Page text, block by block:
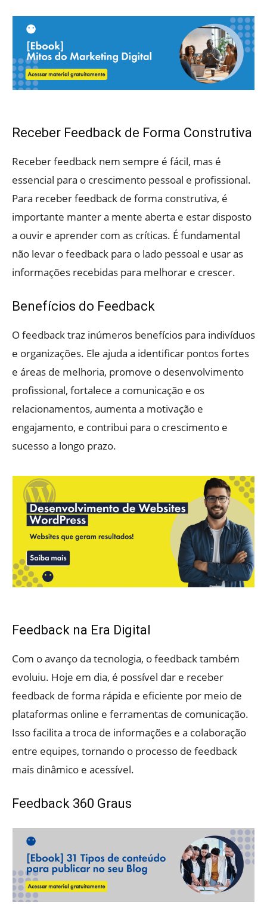
Receber Feedback de Forma Construtiva
Receber feedback nem sempre é fácil, mas é
essencial para o crescimento pessoal e profissional.
Para receber feedback de forma construtiva, é
importante manter a mente aberta e estar disposto
a ouvir e aprender com as críticas. É fundamental
não levar o feedback para o lado pessoal e usar as
informações recebidas para melhorar e crescer.
Benefícios do Feedback
O feedback traz inúmeros benefícios para indivíduos
e organizações. Ele ajuda a identificar pontos fortes
e áreas de melhoria, promove o desenvolvimento
profissional, fortalece a comunicação e os
relacionamentos, aumenta a motivação e
engajamento, e contribui para o crescimento e
sucesso a longo prazo.
Feedback na Era Digital
Com o avanço da tecnologia, o feedback também
evoluiu. Hoje em dia, é possível dar e receber
feedback de forma rápida e eficiente por meio de
plataformas online e ferramentas de comunicação.
Isso facilita a troca de informações e a colaboração
entre equipes, tornando o processo de feedback
mais dinâmico e acessível.
Feedback 360 Graus